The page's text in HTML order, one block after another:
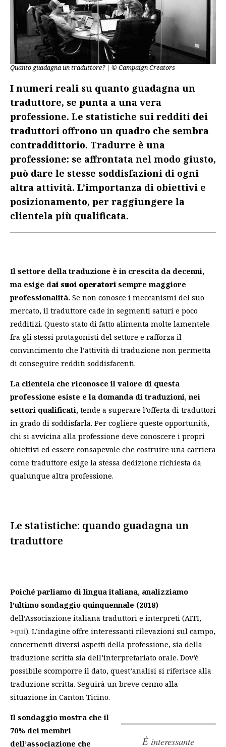
Quanto guadagna un traduttore? | © Campaign Creators
I numeri reali su quanto guadagna un
traduttore, se punta a una vera
professione. Le statistiche sui redditi dei
traduttori offrono un quadro che sembra
contraddittorio. Tradurre è una
professione: se affrontata nel modo giusto,
può dare le stesse soddisfazioni di ogni
altra attività. L’importanza di obiettivi e
posizionamento, per raggiungere la
clientela più qualificata.
Il settore della traduzione è in crescita da decenni,
ma esige dai suoi operatori sempre maggiore
professionalità. Se non conosce i meccanismi del suo
mercato, il traduttore cade in segmenti saturi e poco
redditizi. Questo stato di fatto alimenta molte lamentele
fra gli stessi protagonisti del settore e rafforza il
convincimento che l’attività di traduzione non permetta
di conseguire redditi soddisfacenti.
La clientela che riconosce il valore di questa
professione esiste e la domanda di traduzioni,nei
settori qualificati, tende a superare l’offerta di traduttori
in grado di soddisfarla. Per cogliere queste opportunità,
chi si avvicina alla professione deve conoscere i propri
obiettivi ed essere consapevole che costruire una carriera
come traduttore esige la stessa dedizione richiesta da
qualunque altra professione.
Le statistiche: quando guadagna un
traduttore
Poiché parliamo di lingua italiana, analizziamo
l’ultimo sondaggio quinquennale (2018)
dell’Associazione italiana traduttori e interpreti (AITI,
>qui). L’indagine offre interessanti rilevazioni sul campo,
concernenti diversi aspetti della professione, sia della
traduzione scritta sia dell’interpretariato orale. Dov’è
possibile scomporre il dato, quest’analisi si riferisce alla
traduzione scritta. Seguirà un breve cenno alla
situazione in Canton Ticino.
è interessante
Il sondaggio mostra che il
70% dei membri
dell’associazione che